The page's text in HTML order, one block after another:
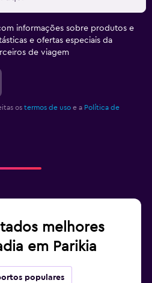
informações sobre produtos e
e ofertas especiais da
de viagem
os termos de uso e a Política de
melhores
em Parikia
populares